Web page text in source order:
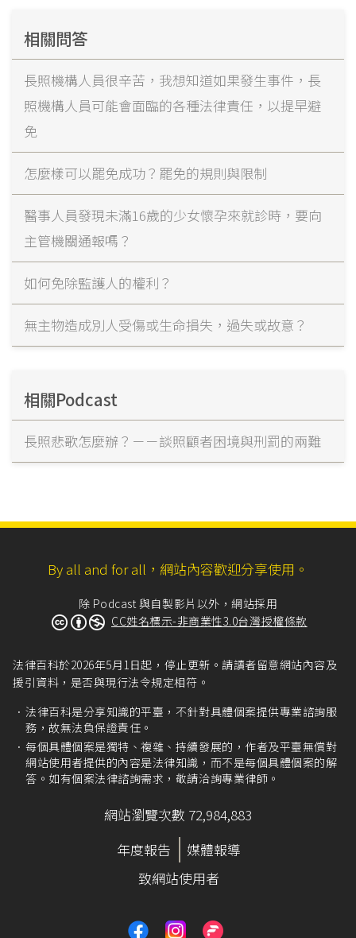
相關問答
長照機構人員很辛苦，我想知道如果發生事件，長
照機構人員可能會面臨的各種法律責任，以提早避
免
怎麼樣可以罷免成功？罷免的規則與限制
醫事人員發現未滿16歲的少女懷孕來就診時，要向
主管機關通報嗎？
如何免除監護人的權利？
無主物造成別人受傷或生命損失，過失或故意？
相關Podcast
長照悲歌怎麼辦？－－談照顧者困境與刑罰的兩難
By all and for all，網站內容歡迎分享使用。
除 Podcast 與自製影片以外，網站採用
CC姓名標示-非商業性3.0台灣授權條款
法律百科於2026年5月1日起，停止更新。請讀者留意網站內容及
援引資料，是否與現行法令規定相符。
法律百科是分享知識的平臺，不針對具體個案提供專業諮詢服
務，故無法負保證責任。
每個具體個案是獨特、複雜、持續發展的，作者及平臺無償對
網站使用者提供的內容是法律知識，而不是每個具體個案的解
答。如有個案法律諮詢需求，敬請洽詢專業律師。
網站瀏覽次數 72,984,883
年度報告
媒體報導
致網站使用者